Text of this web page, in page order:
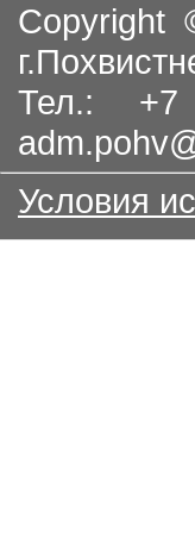
Copyright
Тел.:
Условия